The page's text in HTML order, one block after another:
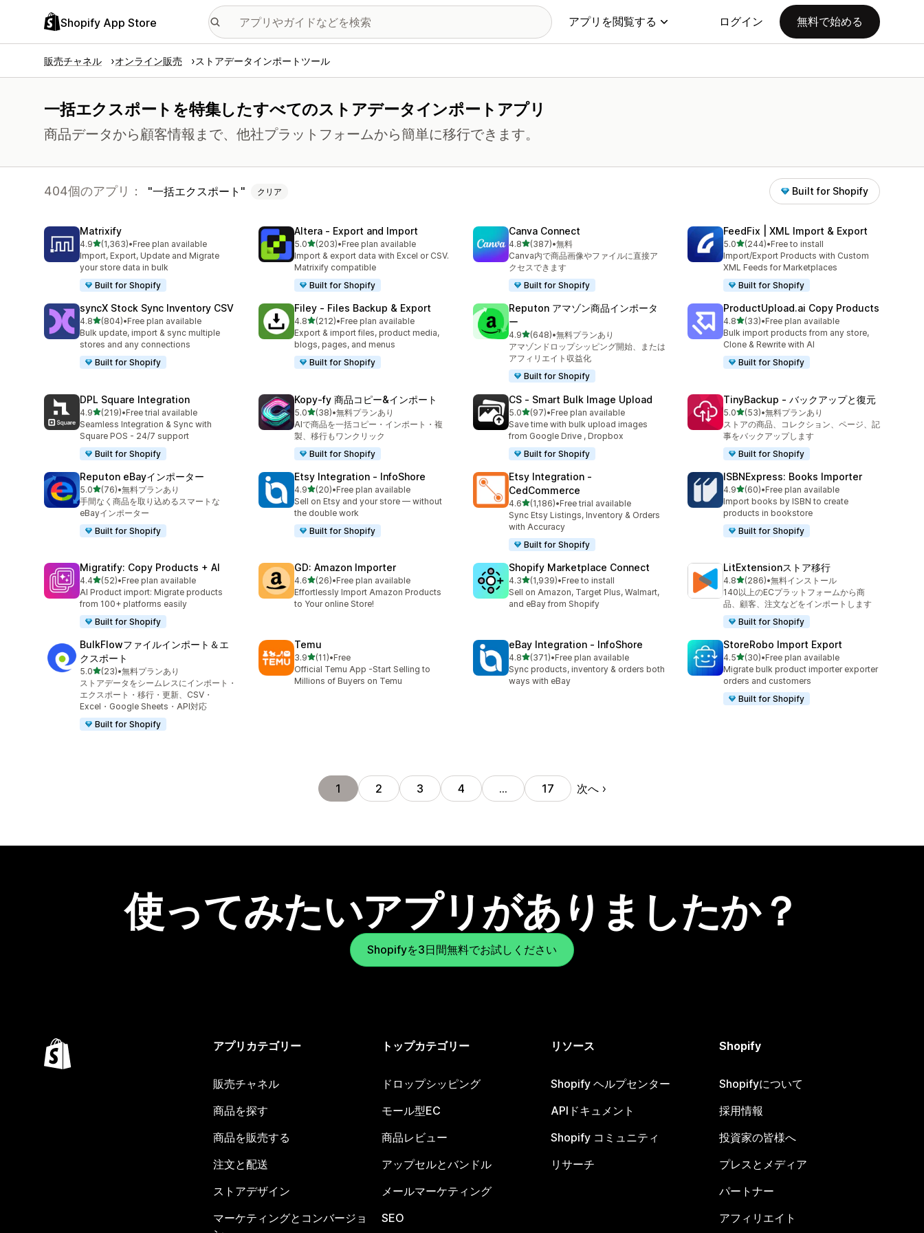
Shopify App Store アプリを閲覧する ログイン 無料で始める
販売チャネル オンライン販売 ストアデータインポートツール
一括エクスポートを特集したすべてのストアデータインポートアプリ
商品データから顧客情報まで、他社プラットフォームから簡単に移行できます。
404個のアプリ： 一括エクスポート クリア Built for Shopify
Matrixify
4.95つ星中
(1,363)
合計レビュー数：1363件
•Free plan available
Import, Export, Update and Migrate
your store data in bulk
Built for Shopify
Altera ‑ Export and Import
5.05つ星中
(203)
合計レビュー数：203件
•Free plan available
Import & export data with Excel or CSV.
Matrixify compatible
Built for Shopify
Canva Connect
4.85つ星中
(387)
合計レビュー数：387件
•無料
Canva内で商品画像やファイルに直接ア
クセスできます
Built for Shopify
FeedFix | XML Import & Export
5.05つ星中
(244)
合計レビュー数：244件
•Free to install
Import/Export Products with Custom
XML Feeds for Marketplaces
Built for Shopify
syncX Stock Sync Inventory CSV
4.85つ星中
(804)
合計レビュー数：804件
•Free plan available
Bulk update, import & sync multiple
stores and any connections
Built for Shopify
Filey ‑ Files Backup & Export
4.85つ星中
(212)
合計レビュー数：212件
•Free plan available
Export & import files, product media,
blogs, pages, and menus
Built for Shopify
Reputon アマゾン商品インポータ
ー
4.95つ星中
(648)
合計レビュー数：648件
•無料プランあり
アマゾンドロップシッピング開始、または
アフィリエイト収益化
Built for Shopify
ProductUpload.ai Copy Products
4.85つ星中
(33)
合計レビュー数：33件
•Free plan available
Bulk import products from any store,
Clone & Rewrite with AI
Built for Shopify
DPL Square Integration
4.95つ星中
(219)
合計レビュー数：219件
•Free trial available
Seamless Integration & Sync with
Square POS - 24/7 support
Built for Shopify
Kopy‑fy 商品コピー&インポート
5.05つ星中
(38)
合計レビュー数：38件
•無料プランあり
AIで商品を一括コピー・インポート・複
製、移行もワンクリック
Built for Shopify
CS ‑ Smart Bulk Image Upload
5.05つ星中
(97)
合計レビュー数：97件
•Free plan available
Save time with bulk upload images
from Google Drive , Dropbox
Built for Shopify
TinyBackup ‑ バックアップと復元
5.05つ星中
(53)
合計レビュー数：53件
•無料プランあり
ストアの商品、コレクション、ページ、記
事をバックアップします
Built for Shopify
Reputon eBayインポーター
5.05つ星中
(76)
合計レビュー数：76件
•無料プランあり
手間なく商品を取り込めるスマートな
eBayインポーター
Built for Shopify
Etsy Integration ‑ InfoShore
4.95つ星中
(20)
合計レビュー数：20件
•Free plan available
Sell on Etsy and your store — without
the double work
Built for Shopify
Etsy Integration ‑
CedCommerce
4.65つ星中
(1,186)
合計レビュー数：1186件
•Free trial available
Sync Etsy Listings, Inventory & Orders
with Accuracy
Built for Shopify
ISBNExpress: Books Importer
4.95つ星中
(60)
合計レビュー数：60件
•Free plan available
Import books by ISBN to create
products in bookstore
Built for Shopify
Migratify: Copy Products + AI
4.45つ星中
(52)
合計レビュー数：52件
•Free plan available
AI Product import: Migrate products
from 100+ platforms easily
Built for Shopify
GD: Amazon Importer
4.65つ星中
(26)
合計レビュー数：26件
•Free plan available
Effortlessly Import Amazon Products
to Your online Store!
Shopify Marketplace Connect
4.35つ星中
(1,939)
合計レビュー数：1939件
•Free to install
Sell on Amazon, Target Plus, Walmart,
and eBay from Shopify
LitExtensionストア移行
4.85つ星中
(286)
合計レビュー数：286件
•無料インストール
140以上のECプラットフォームから商
品、顧客、注文などをインポートします
Built for Shopify
BulkFlowファイルインポート＆エ
クスポート
5.05つ星中
(23)
合計レビュー数：23件
•無料プランあり
ストアデータをシームレスにインポート・
エクスポート・移行・更新、CSV・
Excel・Google Sheets・API対応
Built for Shopify
Temu
3.95つ星中
(11)
合計レビュー数：11件
•Free
Official Temu App -Start Selling to
Millions of Buyers on Temu
eBay Integration ‑ InfoShore
4.85つ星中
(371)
合計レビュー数：371件
•Free plan available
Sync products, inventory & orders both
ways with eBay
StoreRobo Import Export
4.55つ星中
(30)
合計レビュー数：30件
•Free plan available
Migrate bulk product importer exporter
orders and customers
Built for Shopify
1 2 3 4 … 17 次へ
使ってみたいアプリがありましたか？
Shopifyを3日間無料でお試しください
アプリカテゴリー
販売チャネル
商品を探す
商品を販売する
注文と配送
ストアデザイン
マーケティングとコンバージョ
トップカテゴリー
ドロップシッピング
モール型EC
商品レビュー
アップセルとバンドル
メールマーケティング
SEO
リソース
Shopify ヘルプセンター
APIドキュメント
Shopify コミュニティ
リサーチ
Shopify
Shopifyについて
採用情報
投資家の皆様へ
プレスとメディア
パートナー
アフィリエイト